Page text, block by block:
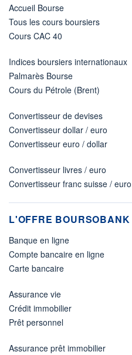
Accueil Bourse
Tous les cours boursiers
Cours CAC 40
Indices boursiers internationaux
Palmarès Bourse
Cours du Pétrole (Brent)
Convertisseur de devises
Convertisseur dollar / euro
Convertisseur euro / dollar
Convertisseur livres / euro
Convertisseur franc suisse / euro
L'OFFRE BOURSOBANK
Banque en ligne
Compte bancaire en ligne
Carte bancaire
Assurance vie
Crédit immobilier
Prêt personnel
Assurance prêt immobilier